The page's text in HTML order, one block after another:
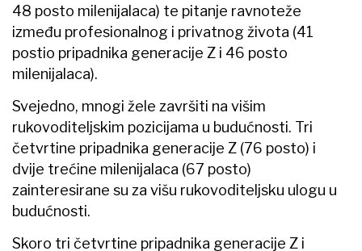
48 posto milenijalaca) te pitanje ravnoteže
između profesionalnog i privatnog života (41
postio pripadnika generacije Z i 46 posto
milenijalaca).
Svejedno, mnogi žele završiti na višim
rukovoditeljskim pozicijama u budućnosti. Tri
četvrtine pripadnika generacije Z (76 posto) i
dvije trećine milenijalaca (67 posto)
zainteresirane su za višu rukovoditeljsku ulogu u
budućnosti.
Skoro tri četvrtine pripadnika generacije Z i